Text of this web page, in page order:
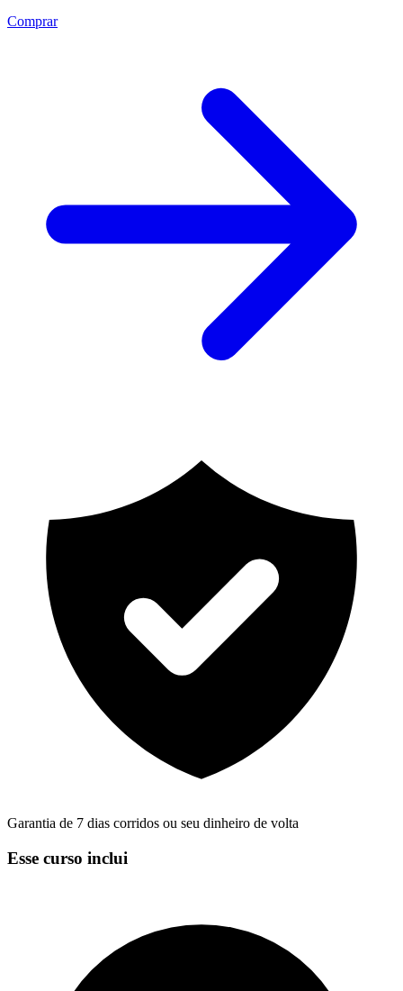
Comprar
Garantia de 7 dias corridos ou seu dinheiro de volta
Esse curso inclui